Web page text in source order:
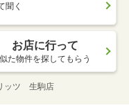
聞く
お店に行って
似た物件を探してもらう
ッツ 生駒店